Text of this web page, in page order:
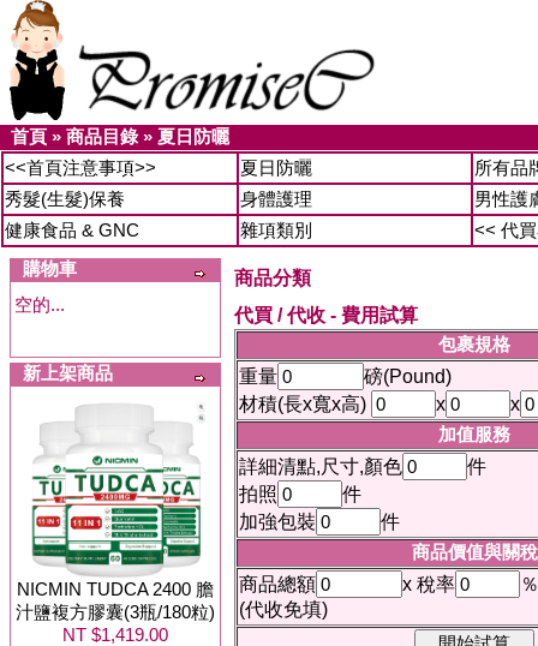
首頁 » 商品目錄» 夏日防曬
<<首頁注意事項>>
夏日防曬
所有品
秀髮(生髮)保養
身體護理
男性護
健康食品 & GNC
雜項類別
<< 代
購物車
空的...
新上架商品
NICMIN TUDCA 2400 膽
汁鹽複方膠囊(3瓶/180粒)
NT $1,419.00
商品分類
代買 / 代收 - 費用試算
包裹規格
重量
磅(Pound)
材積(長x寬x高)
x
x
加值服務
詳細清點,尺寸,顏色
件
拍照
件
加強包裝
件
商品價值與關稅
商品總額
x 稅率
％
(代收免填)